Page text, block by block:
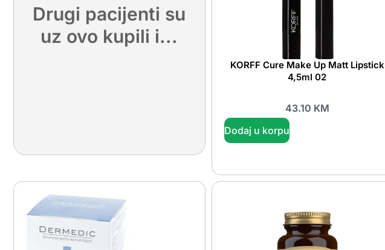
Drugi pacijenti su
uz ovo kupili i...
KORFF Cure Make Up Matt Lipstick
4,5ml 02
43.10 KM
Dodaj u korpu